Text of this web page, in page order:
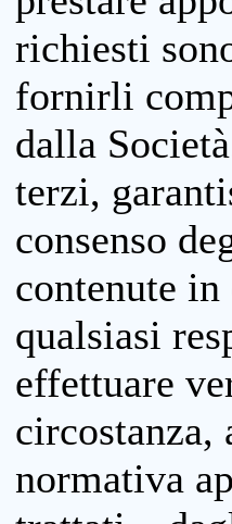
richiesti
fornirli
dalla
terzi,
consenso
contenute in
qualsiasi
effettuare
circostanza,
normativa